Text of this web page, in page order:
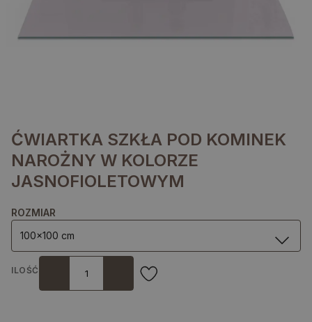
ĆWIARTKA SZKŁA POD KOMINEK
NAROŻNY W KOLORZE
JASNOFIOLETOWYM
ROZMIAR
100x100 cm
ILOŚĆ